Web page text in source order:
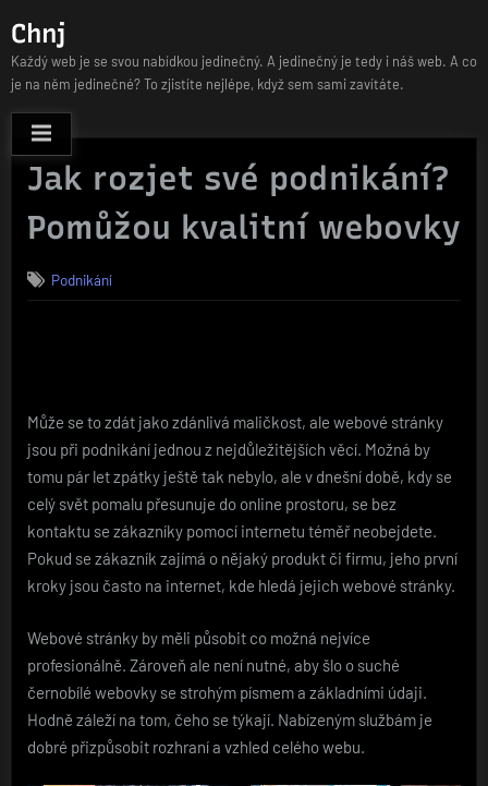
to
content
Chnj
Každý web je se svou nabídkou jedinečný. A jedinečný je tedy i náš web. A co
je na něm jedinečné? To zjistíte nejlépe, když sem sami zavítáte.
Jak rozjet své podnikání?
Pomůžou kvalitní webovky
Podnikání
Může se to zdát jako zdánlivá maličkost, ale webové stránky
jsou při podnikání jednou z nejdůležitějších věcí. Možná by
tomu pár let zpátky ještě tak nebylo, ale v dnešní době, kdy se
celý svět pomalu přesunuje do online prostoru, se bez
kontaktu se zákazníky pomocí internetu téměř neobejdete.
Pokud se zákazník zajímá o nějaký produkt či firmu, jeho první
kroky jsou často na internet, kde hledá jejich webové stránky.
Webové stránky by měli působit co možná nejvíce
profesionálně. Zároveň ale není nutné, aby šlo o suché
černobílé webovky se strohým písmem a základními údaji.
Hodně záleží na tom, čeho se týkají. Nabízeným službám je
dobré přizpůsobit rozhraní a vzhled celého webu.